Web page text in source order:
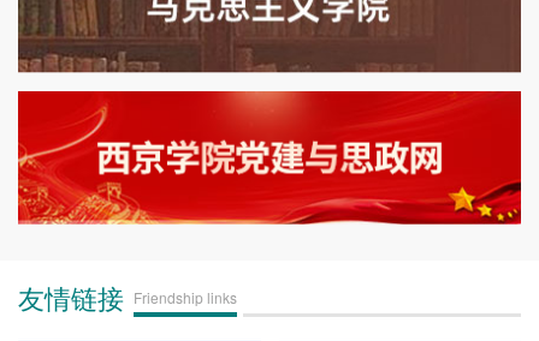
友情链接 Friendship links